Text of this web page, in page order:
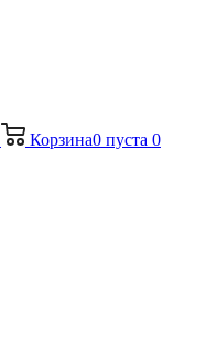
Корзина0 пуста 0